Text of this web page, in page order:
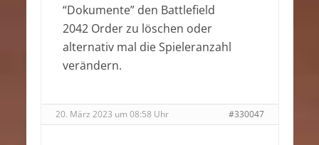
“Dokumente” den Battlefield
2042 Order zu löschen oder
alternativ mal die Spieleranzahl
verändern.
20. März 2023 um 08:58 Uhr #330047